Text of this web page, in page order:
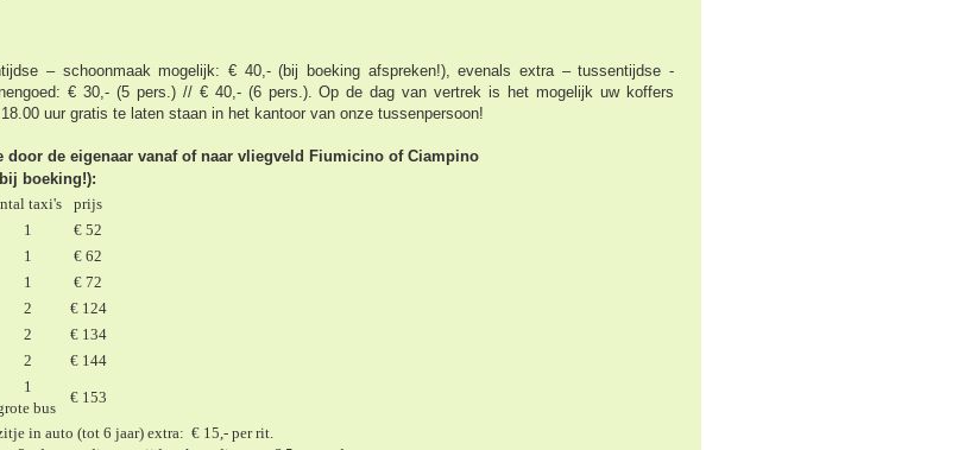
– schoonmaak mogelijk: € 40,- (bij boeking afspreken!), evenals extra – tussentijdse -
€ 30,- (5 pers.) // € 40,- (6 pers.).
Op de dag van vertrek is het mogelijk uw koffers
uur gratis te laten staan in het kantoor van onze tussenpersoon!
door de eigenaar vanaf of naar vliegveld Fiumicino of Ciampino
boeking!):
taxi's
prijs
1
€ 52
1
€ 62
1
€ 72
2
€ 124
2
€ 134
2 € 144
1
bus
€ 153
in auto (tot 6 jaar) extra: € 15,- per rit.